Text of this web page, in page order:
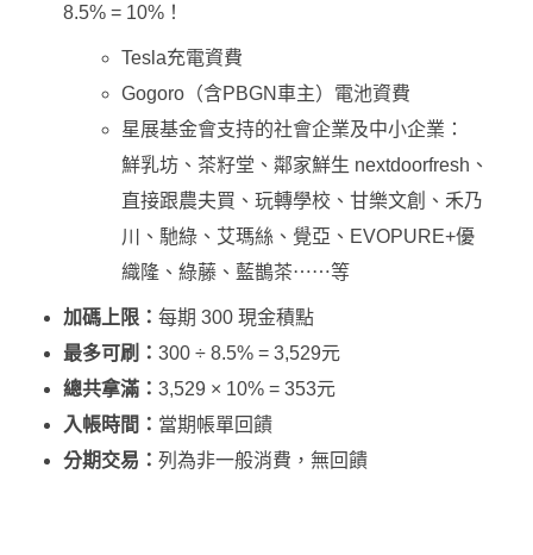
8.5% = 10%！
Tesla充電資費
Gogoro（含PBGN車主）電池資費
星展基金會支持的社會企業及中小企業：
鮮乳坊、茶籽堂、鄰家鮮生 nextdoorfresh、
直接跟農夫買、玩轉學校、甘樂文創、禾乃
川、馳綠、艾瑪絲、覺亞、EVOPURE+優
織隆、綠藤、藍鵲茶⋯⋯等
加碼上限： 每期 300 現金積點
最多可刷： 300 ÷ 8.5% = 3,529元
總共拿滿： 3,529 × 10% = 353元
入帳時間： 當期帳單回饋
分期交易： 列為非一般消費，無回饋